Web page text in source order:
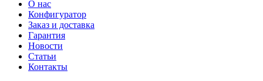
О нас
Конфигуратор
Заказ и доставка
Гарантия
Новости
Статьи
Контакты